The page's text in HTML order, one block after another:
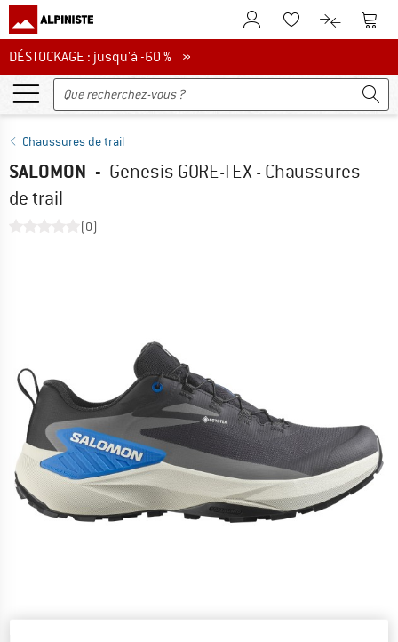
Vers le compte client
Vers la liste
Vers le
DÉSTOCKAGE : jusqu'à -60 %
DÉSTOCKAGE : jusqu'à -60 % »
Chaussures de trail
SALOMON - Genesis GORE-TEX - Chaussures
de trail
(0)